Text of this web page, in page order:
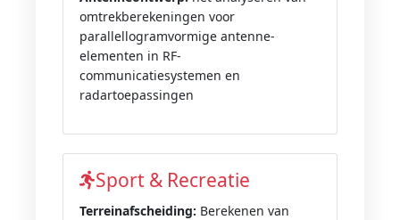
omtrekberekeningen voor
parallellogramvormige antenne-
elementen in RF-
communicatiesystemen en
radartoepassingen
Sport & Recreatie
Terreinafscheiding: Berekenen van